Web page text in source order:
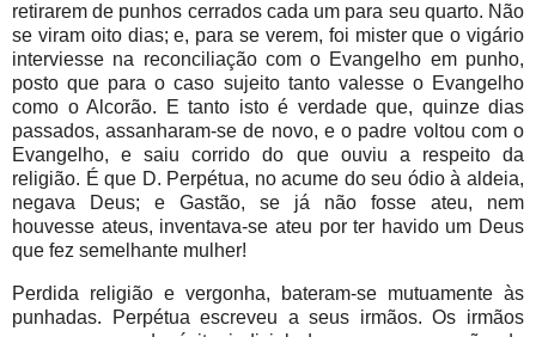
retirarem de punhos cerrados cada um para seu quarto. Não
se viram oito dias; e, para se verem, foi mister que o vigário
interviesse na reconciliação com o Evangelho em punho,
posto que para o caso sujeito tanto valesse o Evangelho
como o Alcorão. E tanto isto é verdade que, quinze dias
passados, assanharam-se de novo, e o padre voltou com o
Evangelho, e saiu corrido do que ouviu a respeito da
religião. É que D. Perpétua, no acume do seu ódio à aldeia,
negava Deus; e Gastão, se já não fosse ateu, nem
houvesse ateus, inventava-se ateu por ter havido um Deus
que fez semelhante mulher!
Perdida religião e vergonha, bateram-se mutuamente às
punhadas. Perpétua escreveu a seus irmãos. Os irmãos